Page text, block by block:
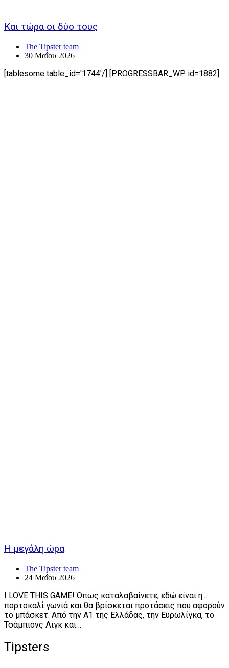
Και τώρα οι δύο τους
The Tipster team
30 Μαΐου 2026
[tablesome table_id='1744'/] [PROGRESSBAR_WP id=1882]
Η μεγάλη ώρα
The Tipster team
24 Μαΐου 2026
I LOVE THIS GAME! Όπως καταλαβαίνετε, εδώ είναι η...
πορτοκαλί γωνιά και θα βρίσκεται προτάσεις που αφορούν
το μπάσκετ. Από την Α1 της Ελλάδας, την Ευρωλίγκα, το
Τσάμπιονς Λιγκ και…
Tipsters